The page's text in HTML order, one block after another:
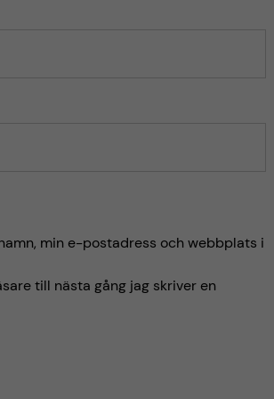
min e-postadress och webbplats i
till nästa gång jag skriver en